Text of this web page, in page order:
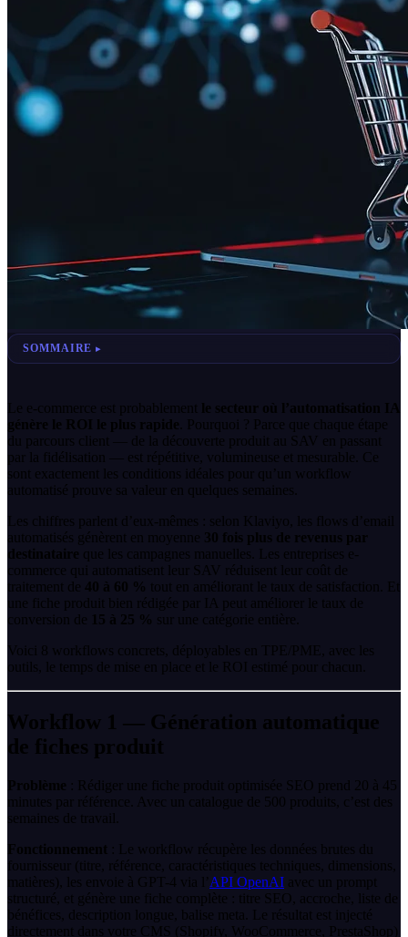
SOMMAIRE
Le e-commerce est probablement le secteur où l’automatisation IA
génère le ROI le plus rapide . Pourquoi ? Parce que chaque étape
du parcours client — de la découverte produit au SAV en passant
par la fidélisation — est répétitive, volumineuse et mesurable. Ce
sont exactement les conditions idéales pour qu’un workflow
automatisé prouve sa valeur en quelques semaines.
Les chiffres parlent d’eux-mêmes : selon Klaviyo, les flows d’email
automatisés génèrent en moyenne 30 fois plus de revenus par
destinataire que les campagnes manuelles. Les entreprises e-
commerce qui automatisent leur SAV réduisent leur coût de
traitement de 40 à 60 % tout en améliorant le taux de satisfaction. Et
une fiche produit bien rédigée par IA peut améliorer le taux de
conversion de 15 à 25 % sur une catégorie entière.
Voici 8 workflows concrets, déployables en TPE/PME, avec les
outils, le temps de mise en place et le ROI estimé pour chacun.
Workflow 1 — Génération automatique
de fiches produit
Problème : Rédiger une fiche produit optimisée SEO prend 20 à 45
minutes par référence. Avec un catalogue de 500 produits, c’est des
semaines de travail.
Fonctionnement : Le workflow récupère les données brutes du
fournisseur (titre, référence, caractéristiques techniques, dimensions,
matières), les envoie à GPT-4 via l’API OpenAI avec un prompt
structuré, et génère une fiche complète : titre SEO, accroche, liste de
bénéfices, description longue, balise meta. Le résultat est injecté
directement dans votre CMS (Shopify, WooCommerce, PrestaShop)